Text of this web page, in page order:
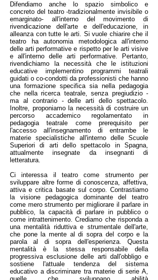
Difendiamo anche lo spazio simbolico e
concreto del teatro -tradizionalmente invisibile o
emarginato- all'interno del movimento di
rivendicazione dell'arte e dell'educazione, in
alleanza con tutte le arti. Si vuole chiarire che il
teatro ha autonomia metodologica all'interno
delle arti performative e rispetto per le arti visive
e all'interno delle arti performative. Pertanto,
rivendichiamo la necessità che le istituzioni
educative implementino programmi teatrali
guidati o co-condotti da professionisti che hanno
una formazione specifica sia nella pedagogia
che nella ricerca teatrale, senza pregiudizio -
ma al contrario - delle arti dello spettacolo.
Inoltre, proponiamo la necessità di costruire un
percorso accademico regolamentato in
pedagogia teatrale come prerequisito per
l'accesso all'insegnamento di entrambe le
materie specialistiche all'interno delle Scuole
Superiori di arti dello spettacolo in Spagna,
attualmente insegnate da insegnanti di
letteratura.
Ci interessa il teatro come strumento per
sviluppare altre forme di conoscenza, affettiva,
attiva e critica basate sul corpo. Contrastiamo
la visione pedagogica dominante del teatro
come mero strumento per migliorare il parlare in
pubblico, la capacità di parlare in pubblico o
come intrattenimento. Crediamo che risponda a
una mentalità riduttiva e strumentale dell'arte,
che pone la mente al di sopra del corpo e la
parola al di sopra dell'esperienza. Questa
mentalità è la stessa responsabile della
progressiva esclusione delle arti dall'obbligo e
sostiene l'attuale tendenza del sistema
educativo a discriminare tra materie di serie A,